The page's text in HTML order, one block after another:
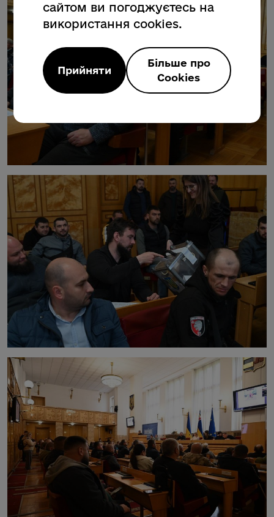
сайтом ви погоджуєтесь на
використання cookies.
Прийняти
Більше про
Cookies